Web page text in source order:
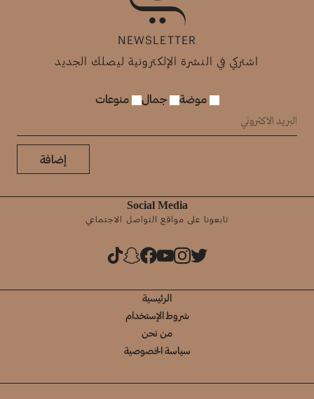
NEWSLETTER
اشتركي في النشرة الإلكترونية ليصلك الجديد
موضة جمال منوعات
إضافة
Social Media
تابعونا على مواقع التواصل الاجتماعي
الرئيسية
شروط الإستخدام
من نحن
سياسة الخصوصية